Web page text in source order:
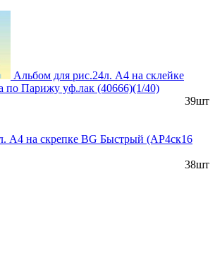
Альбом для рис.24л. А4 на склейке
Парижу уф.лак (40666)(1/40)
39шт
А4 на скрепке BG Быстрый (АР4ск16
38шт